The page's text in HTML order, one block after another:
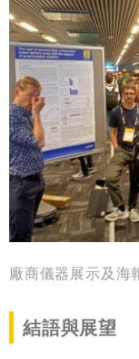
廠商儀器展示及海
結語與展望